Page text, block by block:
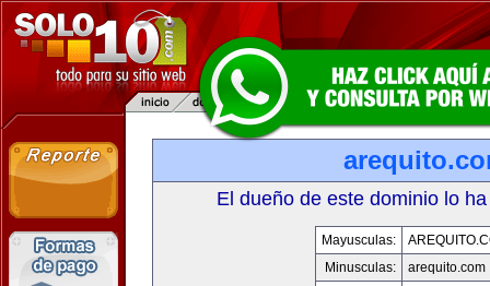
El dueño de este dominio lo
Mayusculas:
Minusculas:
arequito.com